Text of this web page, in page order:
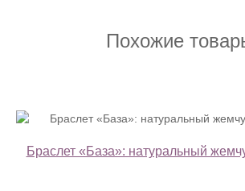
Похожие
Браслет «База»: натуральный